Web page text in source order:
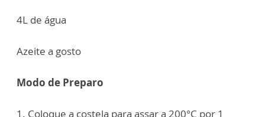
4L de água
Azeite a gosto
Modo de Preparo
1. Coloque a costela para assar a 200°C por 1